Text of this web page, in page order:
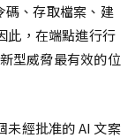
碼、存取檔案、建
此，在端點進行行
型威脅最有效的位
未經批准的 AI 文案